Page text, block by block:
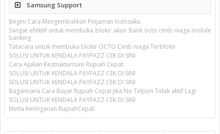
Samsung Support
Begini Cara Mengembalikan Pinjaman Indosaku
Sangat efektif untuk membuka blokir akun Bank octo cimb niaga mobile
banking
Tatacara untuk membuka blokir OCTO Cimb niaga Terblokir
SOLUSI UNTUK KENDALA PAYFAZZ CEK DI SINI
Cara Ajukan Restrukturisasi Rupiah Cepat
SOLUSI UNTUK KENDALA PAYFAZZ CEK DI SINI
SOLUSI UNTUK KENDALA PAYFAZZ CEK DI SINI
Bagaimana Cara Bayar Rupiah Cepat Jika No Telpon Tidak aktif Lagi
SOLUSI UNTUK KENDALA PAYFAZZ CEK DI SINI
Minta Keringanan RupiahCepat